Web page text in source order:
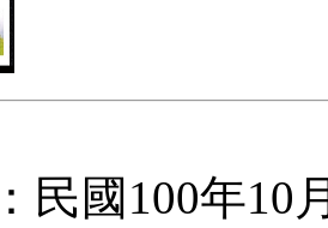
民國100年10